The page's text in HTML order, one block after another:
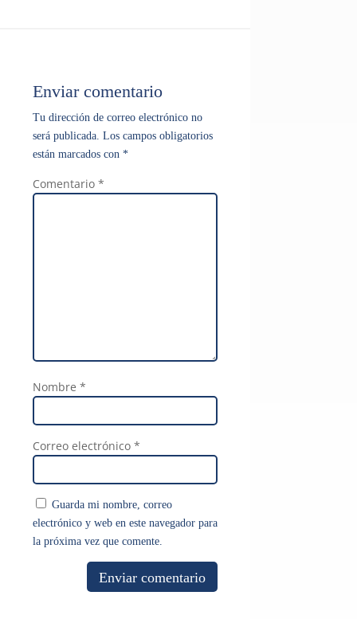
Enviar comentario
Tu dirección de correo electrónico no
será publicada. Los campos obligatorios
están marcados con *
Comentario *
Nombre *
Correo electrónico *
Guarda mi nombre, correo
electrónico y web en este navegador para
la próxima vez que comente.